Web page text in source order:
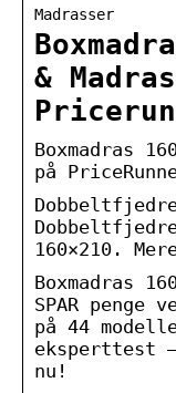
Madrasser
&
Boxmadras
på
160×210.
Boxmadras
SPAR penge
på 44
eksperttest
nu!